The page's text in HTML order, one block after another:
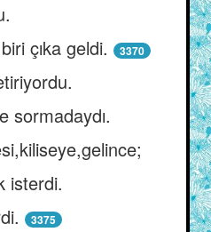
çıka geldi.
3370
sormadaydı.
isterdi.
3375